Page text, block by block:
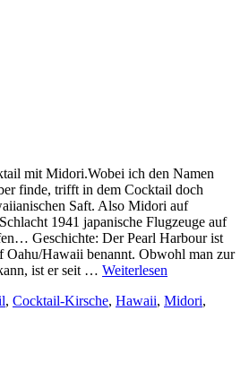
mit Midori.Wobei ich den Namen
finde, trifft in dem Cocktail doch
Saft. Also Midori auf
1941 japanische Flugzeuge auf
Geschichte: Der Pearl Harbour ist
Oahu/Hawaii benannt. Obwohl man zur
ist er seit … Weiterlesen
, Cocktail-Kirsche, Hawaii, Midori,